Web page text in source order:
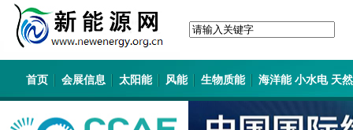
首页 会展信息 太阳能 风能 生物质能 海洋能 小水电 天